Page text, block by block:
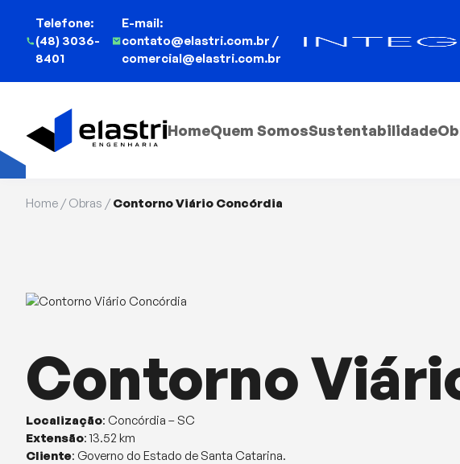
Telefone:
(48) 3036-
8401
E-mail:
contato@elastri.com.br /
comercial@elastri.com.br
HomeQuem SomosSustentabilidade
Home /Obras /Contorno Viário Concórdia
Contorno
Localização: Concórdia – SC
Extensão: 13.52 km
Cliente: Governo do Estado de Santa Catarina.